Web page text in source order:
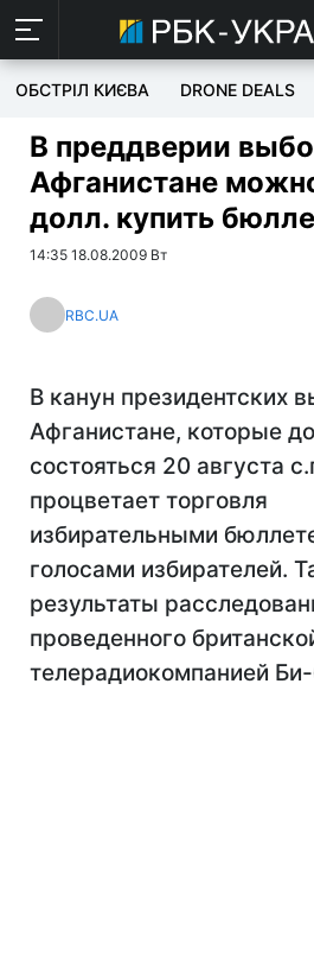
ОБСТРІЛ КИЄВА DRONE DEALS
В преддверии
Афганистане
долл. купить
14:35 18.08.2009 Вт
RBC.UA
В канун президентских
Афганистане, которые
состояться 20 августа
процветает торговля
избирательными
голосами избирателей.
результаты
проведенного
телерадиокомпанией